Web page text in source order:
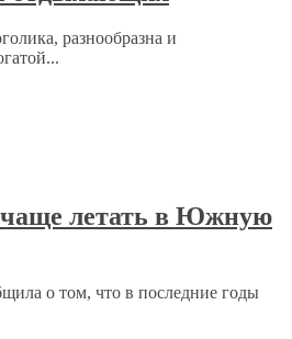
разнообразна и
чаще летать в Южную
о том, что в последние годы